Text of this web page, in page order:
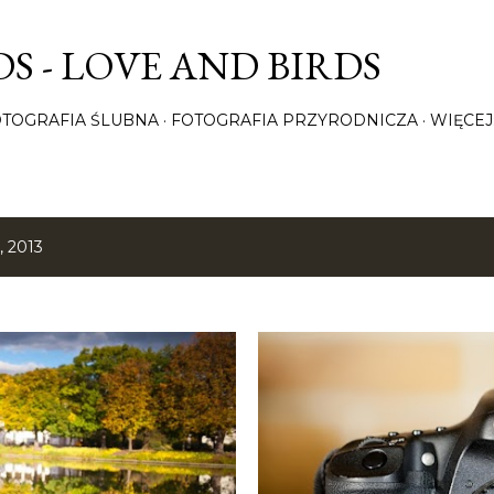
- LOVE AND BIRDS
ŚLUBNA FOTOGRAFIA PRZYRODNICZA
2013